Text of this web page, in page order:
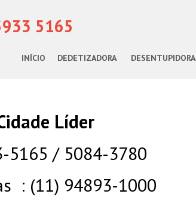
5165
INÍCIO DEDETIZADORA DESENTUPIDORA
Líder
5165 / 5084-3780
: (11) 94893-1000